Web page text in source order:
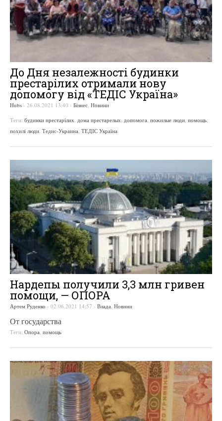
До Дня незалежності будинки
престарілих отримали нову
допомогу від «ТЕДІС Україна»
Hubs - 26.08.2021 13:40 - Бізнес Новини
Теги: будинки престарілих дома престарелых допомога пожилые люди помощь
похилі люди Тедис-Украина ТЕДІС Україна
Нардепы получили 3,3 млн гривен
помощи, — ОПОРА
Артем Руденко - 02.06.2021 14:57 - Влада, Новини
От государства
Теги: Опора, помощь